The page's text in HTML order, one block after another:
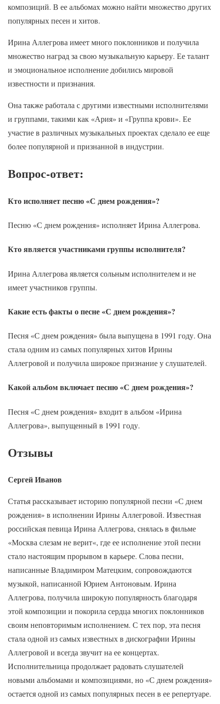
композиций. В ее альбомах можно найти множество других
популярных песен и хитов.
Ирина Аллегрова имеет много поклонников и получила
множество наград за свою музыкальную карьеру. Ее талант
и эмоциональное исполнение добились мировой
известности и признания.
Она также работала с другими известными исполнителями
и группами, такими как «Ария» и «Группа крови». Ее
участие в различных музыкальных проектах сделало ее еще
более популярной и признанной в индустрии.
Вопрос-ответ:
Кто исполняет песню «С днем рождения»?
Песню «С днем рождения» исполняет Ирина Аллегрова.
Кто является участниками группы исполнителя?
Ирина Аллегрова является сольным исполнителем и не
имеет участников группы.
Какие есть факты о песне «С днем рождения»?
Песня «С днем рождения» была выпущена в 1991 году. Она
стала одним из самых популярных хитов Ирины
Аллегровой и получила широкое признание у слушателей.
Какой альбом включает песню «С днем рождения»?
Песня «С днем рождения» входит в альбом «Ирина
Аллегрова», выпущенный в 1991 году.
Отзывы
Сергей Иванов
Статья рассказывает историю популярной песни «С днем
рождения» в исполнении Ирины Аллегровой. Известная
российская певица Ирина Аллегрова, снялась в фильме
«Москва слезам не верит«, где ее исполнение этой песни
стало настоящим прорывом в карьере. Слова песни,
написанные Владимиром Матецким, сопровождаются
музыкой, написанной Юрием Антоновым. Ирина
Аллегрова, получила широкую популярность благодаря
этой композиции и покорила сердца многих поклонников
своим неповторимым исполнением. С тех пор, эта песня
стала одной из самых известных в дискографии Ирины
Аллегровой и всегда звучит на ее концертах.
Исполнительница продолжает радовать слушателей
новыми альбомами и композициями, но «С днем рождения»
остается одной из самых популярных песен в ее репертуаре.